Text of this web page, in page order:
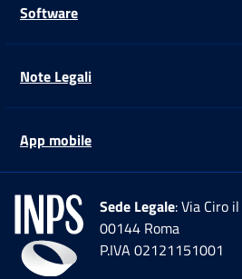
Software
Note Legali
App mobile
Sede Legale: Via Ciro
00144 Roma
P.IVA 02121151001